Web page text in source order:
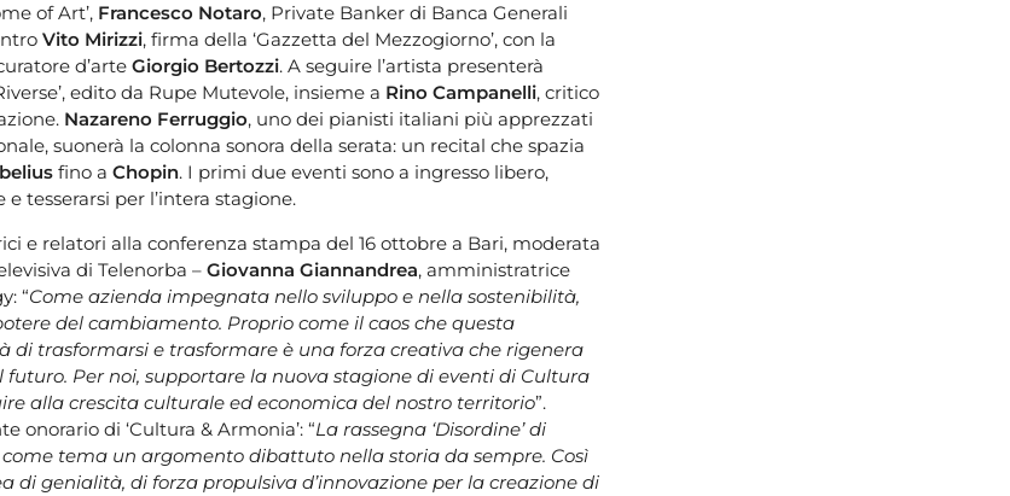
of Art’, Francesco Notaro, Private Banker di Banca Generali
Vito Mirizzi, firma della ‘Gazzetta del Mezzogiorno’, con la
d’arte Giorgio Bertozzi. A seguire l’artista presenterà
edito da Rupe Mutevole, insieme a Rino Campanelli, critico
Nazareno Ferruggio, uno dei pianisti italiani più apprezzati
suonerà la colonna sonora della serata: un recital che spazia
fino a Chopin. I primi due eventi sono a ingresso libero,
tesserarsi per l’intera stagione.
e relatori alla conferenza stampa del 16 ottobre a Bari, moderata
di Telenorba – Giovanna Giannandrea, amministratrice
“Come azienda impegnata nello sviluppo e nella sostenibilità,
del cambiamento. Proprio come il caos che questa
di trasformarsi e trasformare è una forza creativa che rigenera
futuro. Per noi, supportare la nuova stagione di eventi di Cultura
alla crescita culturale ed economica del nostro territorio”.
onorario di ‘Cultura & Armonia’: “La rassegna ‘Disordine’ di
tema un argomento dibattuto nella storia da sempre. Così
di genialità, di forza propulsiva d’innovazione per la creazione di